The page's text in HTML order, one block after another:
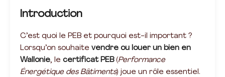
Introduction
C’est quoi le PEB et pourquoi est-il important ?
Lorsqu’on souhaite vendre ou louer un bien en
Wallonie, le certificat PEB(Performance
Énergétique des Bâtiments) joue un rôle essentiel.